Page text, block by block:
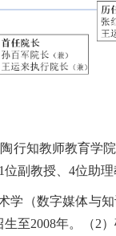
陶行知教师教育学
1位副教授、 4位助理
学（数字媒体与
生至2008年。 （2